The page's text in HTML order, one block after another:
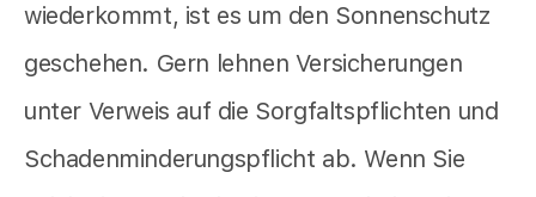
wiederkommt, ist es um den Sonnenschutz
geschehen. Gern lehnen Versicherungen
unter Verweis auf die Sorgfaltspflichten und
Schadenminderungspflicht ab. Wenn Sie